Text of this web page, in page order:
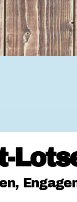
Zeig
8 Vereine
Ehrentag
Hessen